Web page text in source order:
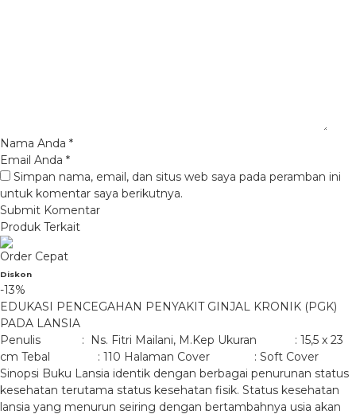
Nama Anda *
Email Anda *
Simpan nama, email, dan situs web saya pada peramban ini
untuk komentar saya berikutnya.
Produk Terkait
Order Cepat
Diskon
-13%
EDUKASI PENCEGAHAN PENYAKIT GINJAL KRONIK (PGK)
PADA LANSIA
Penulis : Ns. Fitri Mailani, M.Kep Ukuran : 15,5 x 23
cm Tebal : 110 Halaman Cover : Soft Cover
Sinopsi Buku Lansia identik dengan berbagai penurunan status
kesehatan terutama status kesehatan fisik. Status kesehatan
lansia yang menurun seiring dengan bertambahnya usia akan